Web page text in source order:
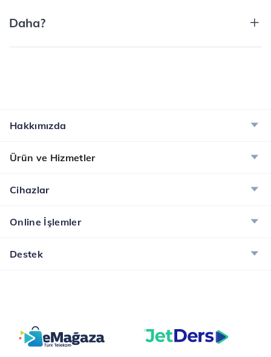
Daha?
Hakkımızda
Ürün ve Hizmetler
Cihazlar
Online İşlemler
Destek